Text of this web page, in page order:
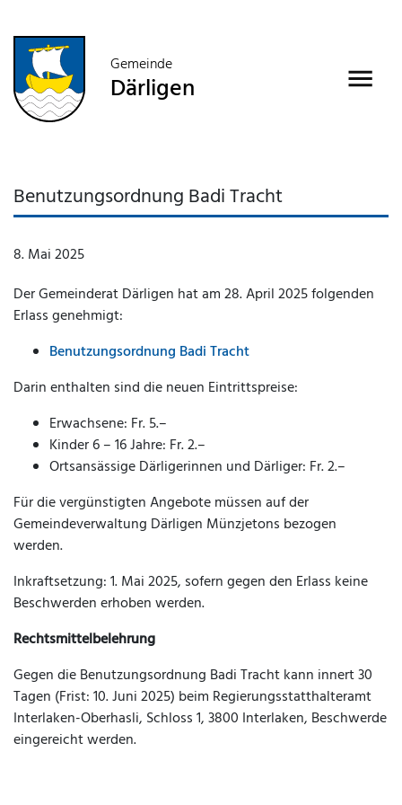
Gemeinde
Därligen
Benutzungsordnung Badi Tracht
8. Mai 2025
Der Gemeinderat Därligen hat am 28. April 2025 folgenden
Erlass genehmigt:
Benutzungsordnung Badi Tracht
Darin enthalten sind die neuen Eintrittspreise:
Erwachsene: Fr. 5.–
Kinder 6 – 16 Jahre: Fr. 2.–
Ortsansässige Därligerinnen und Därliger: Fr. 2.–
Für die vergünstigten Angebote müssen auf der
Gemeindeverwaltung Därligen Münzjetons bezogen
werden.
Inkraftsetzung: 1. Mai 2025, sofern gegen den Erlass keine
Beschwerden erhoben werden.
Rechtsmittelbelehrung
Gegen die Benutzungsordnung Badi Tracht kann innert 30
Tagen (Frist: 10. Juni 2025) beim Regierungsstatthalteramt
Interlaken-Oberhasli, Schloss 1, 3800 Interlaken, Beschwerde
eingereicht werden.